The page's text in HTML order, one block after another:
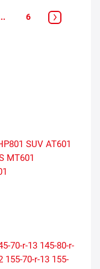
6
SUV AT601
MT601
70-r-13 145-80-r-
155-70-r-13 155-